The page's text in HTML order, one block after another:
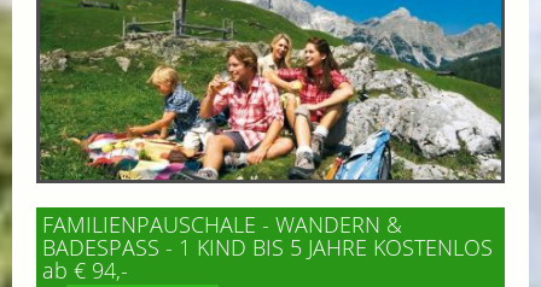
FAMILIENPAUSCHALE - WANDERN &
BADESPASS - 1 KIND BIS 5 JAHRE KOSTENLOS
ab € 94,-